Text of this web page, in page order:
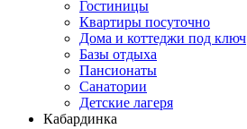
Гостиницы
Квартиры посуточно
Дома и коттеджи под ключ
Базы отдыха
Пансионаты
Санатории
Детские лагеря
Кабардинка